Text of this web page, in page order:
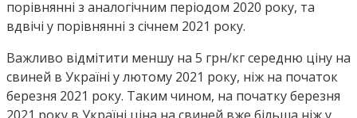
порівнянні з аналогічним періодом 2020 року, та
вдвічі у порівнянні з січнем 2021 року.
Важливо відмітити меншу на 5 грн/кг середню ціну на
свиней в Україні у лютому 2021 року, ніж на початок
березня 2021 року. Таким чином, на початку березня